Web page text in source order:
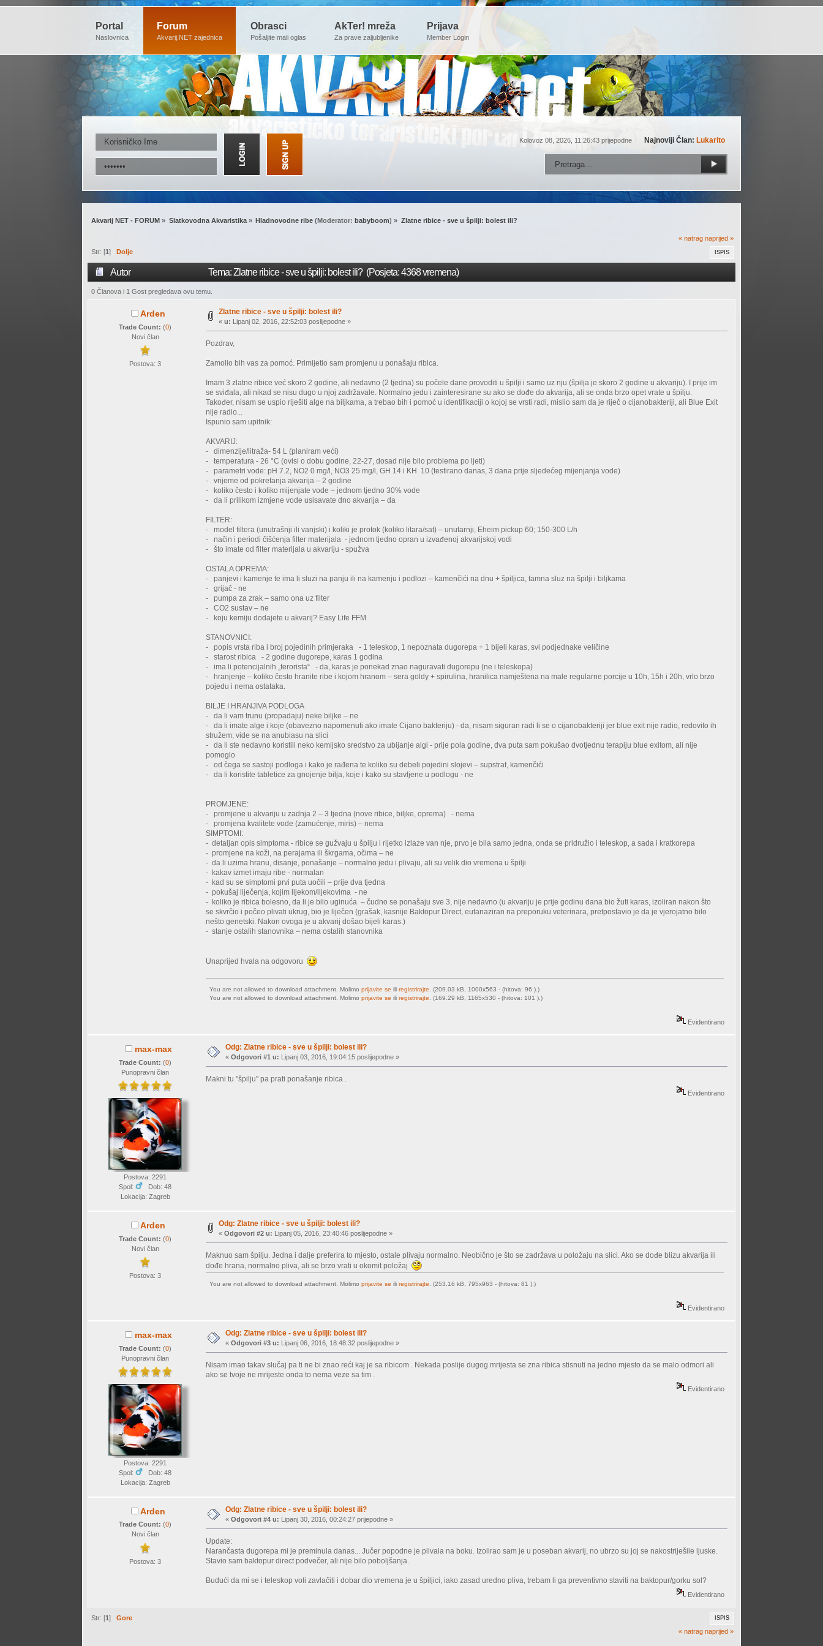
Portal
Naslovnica
Forum
Akvarij.NET zajednica
Obrasci
Pošaljite mali oglas
AkTer! mreža
Za prave zaljubljenike
Prijava
Member Login
Kolovoz 08, 2026, 11:26:43 prijepodne Najnoviji Član: Lukarito
Akvarij NET - FORUM » Slatkovodna Akvaristika» Hladnovodne ribe (Moderator: babyboom) » Zlatne ribice - sve u špilji: bolest ili?
« natrag naprijed »
ISPIS
Str: [1] Dolje
Autor Tema: Zlatne ribice - sve u špilji: bolest ili? (Posjeta: 4368 vremena)
0 Članova i 1 Gost pregledava ovu temu.
Arden
Trade Count:(0)
Novi član
Postova: 3
Zlatne ribice - sve u špilji: bolest ili?
«u: Lipanj 02, 2016, 22:52:03 poslijepodne »
Pozdrav,
Zamolio bih vas za pomoć. Primijetio sam promjenu u ponašaju ribica.
Imam 3 zlatne ribice već skoro 2 godine, ali nedavno (2 tjedna) su počele dane provoditi u špilji i samo uz nju (špilja je skoro 2 godine u akvariju). I prije im
se sviđala, ali nikad se nisu dugo u njoj zadržavale. Normalno jedu i zainteresirane su ako se dođe do akvarija, ali se onda brzo opet vrate u špilju.
Također, nisam se uspio riješiti alge na biljkama, a trebao bih i pomoć u identifikaciji o kojoj se vrsti radi, mislio sam da je riječ o cijanobakteriji, ali Blue Exit
nije radio...
Ispunio sam upitnik:
AKVARIJ:
- dimenzije/litraža- 54 L (planiram veći)
- temperatura - 26 °C (ovisi o dobu godine, 22-27, dosad nije bilo problema po ljeti)
- parametri vode: pH 7.2, NO2 0 mg/l, NO3 25 mg/l, GH 14 i KH 10 (testirano danas, 3 dana prije sljedećeg mijenjanja vode)
- vrijeme od pokretanja akvarija – 2 godine
- koliko često i koliko mijenjate vode – jednom tjedno 30% vode
- da li prilikom izmjene vode usisavate dno akvarija – da
FILTER:
- model filtera (unutrašnji ili vanjski) i koliki je protok (koliko litara/sat) – unutarnji, Eheim pickup 60; 150-300 L/h
- način i periodi čišćenja filter materijala - jednom tjedno opran u izvađenoj akvarijskoj vodi
- što imate od filter materijala u akvariju - spužva
OSTALA OPREMA:
- panjevi i kamenje te ima li sluzi na panju ili na kamenju i podlozi – kamenčići na dnu + špiljica, tamna sluz na špilji i biljkama
- grijač - ne
- pumpa za zrak – samo ona uz filter
- CO2 sustav – ne
- koju kemiju dodajete u akvarij? Easy Life FFM
STANOVNICI:
- popis vrsta riba i broj pojedinih primjeraka - 1 teleskop, 1 nepoznata dugorepa + 1 bijeli karas, svi podjednake veličine
- starost ribica - 2 godine dugorepe, karas 1 godina
- ima li potencijalnih „terorista“ - da, karas je ponekad znao naguravati dugorepu (ne i teleskopa)
- hranjenje – koliko često hranite ribe i kojom hranom – sera goldy + spirulina, hranilica namještena na male regularne porcije u 10h, 15h i 20h, vrlo brzo
pojedu i nema ostataka.
BILJE I HRANJIVA PODLOGA
- da li vam trunu (propadaju) neke biljke – ne
- da li imate alge i koje (obavezno napomenuti ako imate Cijano bakteriju) - da, nisam siguran radi li se o cijanobakteriji jer blue exit nije radio, redovito ih
stružem; vide se na anubiasu na slici
- da li ste nedavno koristili neko kemijsko sredstvo za ubijanje algi - prije pola godine, dva puta sam pokušao dvotjednu terapiju blue exitom, ali nije
pomoglo
- od čega se sastoji podloga i kako je rađena te koliko su debeli pojedini slojevi – supstrat, kamenčići
- da li koristite tabletice za gnojenje bilja, koje i kako su stavljene u podlogu - ne
PROMJENE:
- promjene u akvariju u zadnja 2 – 3 tjedna (nove ribice, biljke, oprema) - nema
- promjena kvalitete vode (zamućenje, miris) – nema
SIMPTOMI:
- detaljan opis simptoma - ribice se gužvaju u špilju i rijetko izlaze van nje, prvo je bila samo jedna, onda se pridružio i teleskop, a sada i kratkorepa
- promjene na koži, na perajama ili škrgama, očima – ne
- da li uzima hranu, disanje, ponašanje – normalno jedu i plivaju, ali su velik dio vremena u špilji
- kakav izmet imaju ribe - normalan
- kad su se simptomi prvi puta uočili – prije dva tjedna
- pokušaj liječenja, kojim lijekom/lijekovima - ne
- koliko je ribica bolesno, da li je bilo uginuća – čudno se ponašaju sve 3, nije nedavno (u akvariju je prije godinu dana bio žuti karas, izoliran nakon što
se skvrčio i počeo plivati ukrug, bio je liječen (grašak, kasnije Baktopur Direct, eutanaziran na preporuku veterinara, pretpostavio je da je vjerojatno bilo
nešto genetski. Nakon ovoga je u akvarij došao bijeli karas.)
- stanje ostalih stanovnika – nema ostalih stanovnika
Unaprijed hvala na odgovoru
You are not allowed to download attachment. Molimo prijavite se ili registrirajte . (209.03 kB, 1000x563 - (hitova: 96 ).)
You are not allowed to download attachment. Molimo prijavite se ili registrirajte . (169.29 kB, 1165x530 - (hitova: 101 ).)
Evidentirano
max-max
Trade Count:(0)
Punopravni član
Postova: 2291
Spol:
Dob: 48
Lokacija: Zagreb
Odg: Zlatne ribice - sve u špilji: bolest ili?
«Odgovori #1 u: Lipanj 03, 2016, 19:04:15 poslijepodne »
Makni tu "špilju" pa prati ponašanje ribica .
Evidentirano
Arden
Trade Count:(0)
Novi član
Postova: 3
Odg: Zlatne ribice - sve u špilji: bolest ili?
«Odgovori #2 u: Lipanj 05, 2016, 23:40:46 poslijepodne »
Maknuo sam špilju. Jedna i dalje preferira to mjesto, ostale plivaju normalno. Neobično je što se zadržava u položaju na slici. Ako se dođe blizu akvarija ili
dođe hrana, normalno pliva, ali se brzo vrati u okomit položaj
You are not allowed to download attachment. Molimo prijavite se ili registrirajte . (253.16 kB, 795x963 - (hitova: 81 ).)
Evidentirano
max-max
Trade Count:(0)
Punopravni član
Postova: 2291
Spol:
Dob: 48
Lokacija: Zagreb
Odg: Zlatne ribice - sve u špilji: bolest ili?
«Odgovori #3 u: Lipanj 06, 2016, 18:48:32 poslijepodne »
Nisam imao takav slučaj pa ti ne bi znao reći kaj je sa ribicom . Nekada poslije dugog mrijesta se zna ribica stisnuti na jedno mjesto da se malo odmori ali
ako se tvoje ne mrijeste onda to nema veze sa tim .
Evidentirano
Arden
Trade Count:(0)
Novi član
Postova: 3
Odg: Zlatne ribice - sve u špilji: bolest ili?
«Odgovori #4 u: Lipanj 30, 2016, 00:24:27 prijepodne »
Update:
Narančasta dugorepa mi je preminula danas... Jučer popodne je plivala na boku. Izolirao sam je u poseban akvarij, no ubrzo su joj se nakostriješile ljuske.
Stavio sam baktopur direct podvečer, ali nije bilo poboljšanja.
Budući da mi se i teleskop voli zavlačiti i dobar dio vremena je u špiljici, iako zasad uredno pliva, trebam li ga preventivno staviti na baktopur/gorku sol?
Evidentirano
ISPIS
Str: [1] Gore
« natrag naprijed »